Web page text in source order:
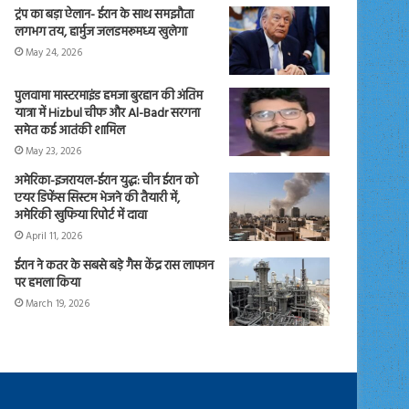
ट्रंप का बड़ा ऐलान- ईरान के साथ समझौता
लगभग तय, हार्मुज जलडमरूमध्य खुलेगा
May 24, 2026
पुलवामा मास्टरमाइंड हमजा बुरहान की अंतिम
यात्रा में Hizbul चीफ और Al-Badr सरगना
समेत कई आतंकी शामिल
May 23, 2026
अमेरिका-इजरायल-ईरान युद्ध: चीन ईरान को
एयर डिफेंस सिस्टम भेजने की तैयारी में,
अमेरिकी खुफिया रिपोर्ट में दावा
April 11, 2026
ईरान ने कतर के सबसे बड़े गैस केंद्र रास लाफान
पर हमला किया
March 19, 2026